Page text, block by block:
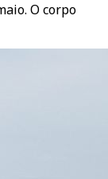
O corpo